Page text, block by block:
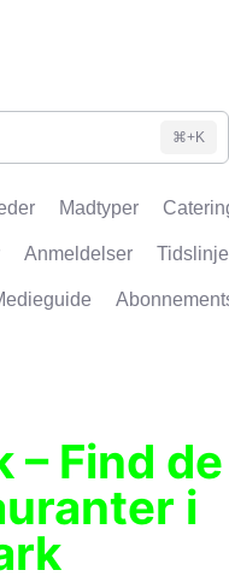
⌘+K
Madtyper
Anmeldelser Tidslinje
– Find de
i